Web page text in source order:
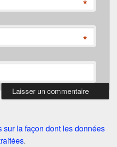
*
*
sur la façon dont les données
.